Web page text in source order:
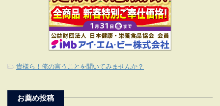
-貴様ら！俺の言うことを聞いてみませんか？
お薦め投稿